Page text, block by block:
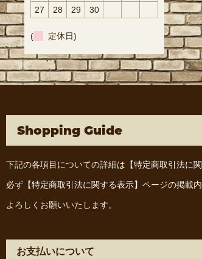
27
28 29 30
( 定休日)
Shopping Guide
下記の各項目についての詳細は 【特定商取引法に
必ず 【特定商取引法に関する表示】 ページの掲載
よろしくお願いいたします。
お支払いについて